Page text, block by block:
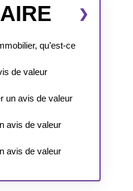
qu’est-ce
de valeur
un avis de valeur
avis de valeur
avis de valeur